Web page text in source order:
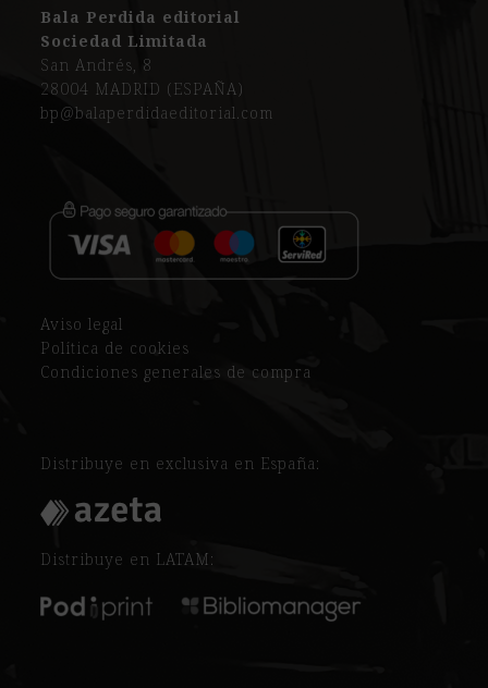
Bala Perdida editorial
Sociedad Limitada
San Andrés, 8
28004 MADRID (ESPAÑA)
bp@balaperdidaeditorial.com
Aviso legal
Política de cookies
Condiciones generales de compra
Distribuye en exclusiva en España:
Distribuye en LATAM: